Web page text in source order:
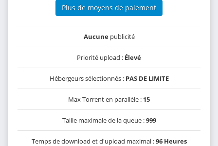
Plus de moyens de paiement
Aucunepublicité
Priorité upload : Élevé
Hébergeurs sélectionnés : PAS DE LIMITE
Max Torrent en parallèle : 15
Taille maximale de la queue :999
Temps de download et d'upload maximal :96 Heures